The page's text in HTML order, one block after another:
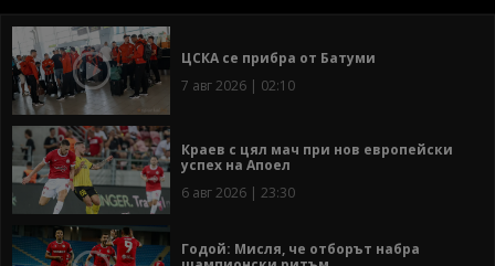
ЦСКА се прибра от Батуми
7 авг 2026 | 02:10
Краев с цял мач при нов европейски
успех на Апоел
6 авг 2026 | 23:30
Годой: Мисля, че отборът набра